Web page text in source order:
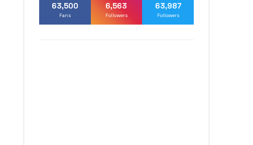
63,500
Fans
6,563
Followers
63,987
Followers